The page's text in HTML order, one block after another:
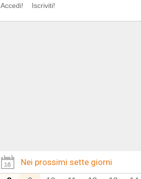
Accedi! Iscriviti!
Nei prossimi sette giorni